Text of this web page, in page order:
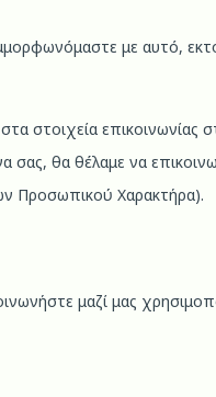
με αυτό,
στοιχεία επικοινωνίας
θα θέλαμε να
Προσωπικού Χαρακτήρα).
μαζί μας